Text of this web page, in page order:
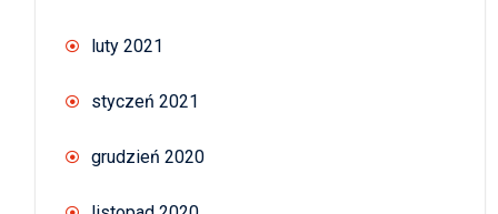
luty 2021
styczeń 2021
grudzień 2020